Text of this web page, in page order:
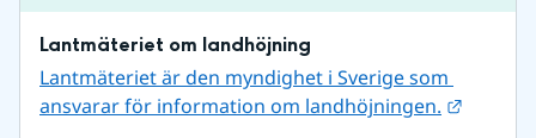
Lantmäteriet om landhöjning
Lantmäteriet är den myndighet i Sverige som
ansvarar för information om landhöjningen.